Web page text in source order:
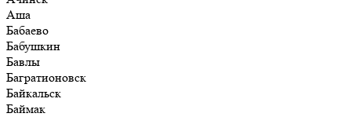
Аша
Бабаево
Бабушкин
Бавлы
Багратионовск
Байкальск
Баймак